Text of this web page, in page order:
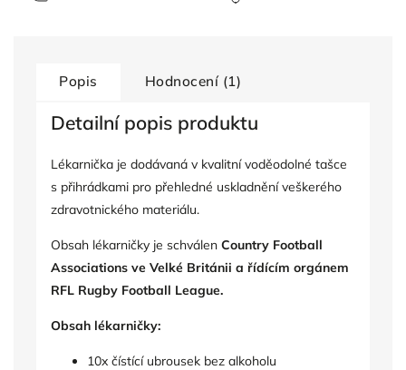
Popis Hodnocení (1)
Detailní popis produktu
Lékarnička je dodávaná v kvalitní voděodolné tašce
s přihrádkami pro přehledné uskladnění veškerého
zdravotnického materiálu.
Obsah lékarničky je schválen Country Football
Associations ve Velké Británii a řídícím orgánem
RFL Rugby Football League.
Obsah lékarničky:
10x čístící ubrousek bez alkoholu